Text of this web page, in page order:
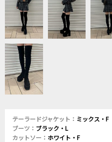
テーラードジャケット： ミックス・F
ブーツ： ブラック・L
カットソー： ホワイト・F